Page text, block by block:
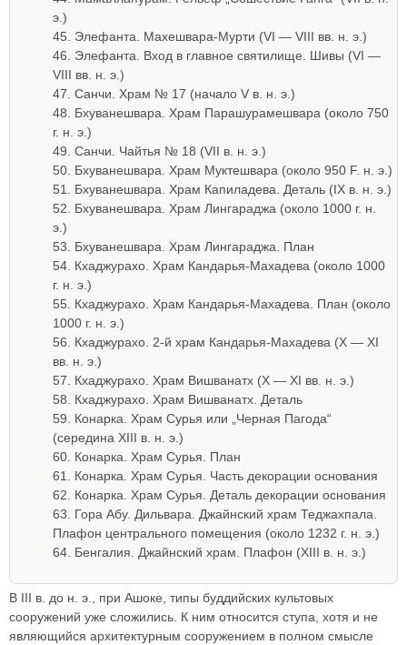
э.)
45. Элефанта. Махешвара-Мурти (VI — VIII вв. н. э.)
46. Элефанта. Вход в главное святилище. Шивы (VI —
VIII вв. н. э.)
47. Санчи. Храм № 17 (начало V в. н. э.)
48. Бхуванешвара. Храм Парашурамешвара (около 750
г. н. э.)
49. Санчи. Чайтья № 18 (VII в. н. э.)
50. Бхуванешвара. Храм Муктешвара (около 950 F. н. э.)
51. Бхуванешвара. Храм Капиладева. Деталь (IX в. н. э.)
52. Бхуванешвара. Храм Лингараджа (около 1000 г. н.
э.)
53. Бхуванешвара. Храм Лингараджа. План
54. Кхаджурахо. Храм Кандарья-Махадева (около 1000
г. н. э.)
55. Кхаджурахо. Храм Кандарья-Махадева. План (около
1000 г. н. э.)
56. Кхаджурахо. 2-й храм Кандарья-Махадева (X — XI
вв. н. э.)
57. Кхаджурахо. Храм Вишванатх (X — XI вв. н. э.)
58. Кхаджурахо. Храм Вишванатх. Деталь
59. Конарка. Храм Сурья или „Черная Пагода“
(середина XIII в. н. э.)
60. Конарка. Храм Сурья. План
61. Конарка. Храм Сурья. Часть декорации основания
62. Конарка. Храм Сурья. Деталь декорации основания
63. Гора Абу. Дильвара. Джайнский храм Теджахпала.
Плафон центрального помещения (около 1232 г. н. э.)
64. Бенгалия. Джайнский храм. Плафон (XIII в. н. э.)
В III в. до н. э., при Ашоке, типы буддийских культовых
сооружений уже сложились. К ним относится ступа, хотя и не
являющийся архитектурным сооружением в полном смысле